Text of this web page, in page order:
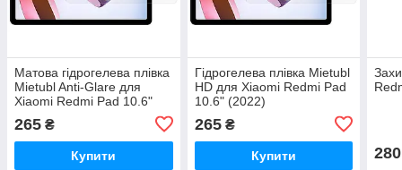
Матова гідрогелева плівка
Mietubl Anti-Glare для
Xiaomi Redmi Pad 10.6"
265 ₴
Купити
Гідрогелева плівка Mietubl
HD для Xiaomi Redmi Pad
10.6" (2022)
265₴
Купити 280